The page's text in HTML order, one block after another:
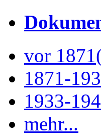
vor 1871
1871-
1933-
mehr...